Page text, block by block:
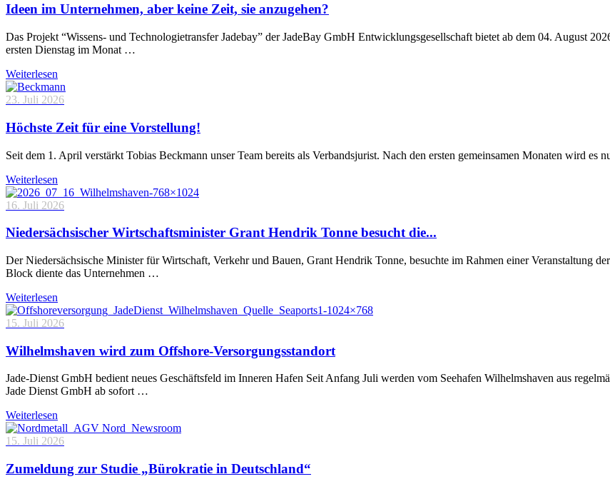
Ideen im Unternehmen, aber keine Zeit, sie anzugehen?
Das Projekt “Wissens- und Technologietransfer Jadebay” der JadeBay GmbH Entwicklungsgesellschaft bietet ab dem 04. August
ersten Dienstag im Monat …
Weiterlesen
23. Juli 2026
Höchste Zeit für eine Vorstellung!
Seit dem 1. April verstärkt Tobias Beckmann unser Team bereits als Verbandsjurist. Nach den ersten gemeinsamen Monaten wird
Weiterlesen
16. Juli 2026
Niedersächsischer Wirtschaftsminister Grant Hendrik Tonne besucht die...
Der Niedersächsische Minister für Wirtschaft, Verkehr und Bauen, Grant Hendrik Tonne, besuchte im Rahmen einer Veranstaltung
Block diente das Unternehmen …
Weiterlesen
15. Juli 2026
Wilhelmshaven wird zum Offshore-Versorgungsstandort
Jade-Dienst GmbH bedient neues Geschäftsfeld im Inneren Hafen Seit Anfang Juli werden vom Seehafen Wilhelmshaven aus
Jade Dienst GmbH ab sofort …
Weiterlesen
15. Juli 2026
Zumeldung zur Studie „Bürokratie in Deutschland“